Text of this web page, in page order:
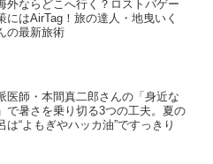
外ならどこへ行く？ロストバゲー
にはAirTag！旅の達人・地曳いく
の最新旅術
医師・本間真二郎さんの「身近な
で暑さを乗り切る3つの工夫。夏の
は“よもぎやハッカ油”ですっきり